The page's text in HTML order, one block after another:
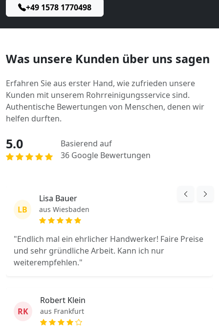
+49 1578 1770498
Was unsere Kunden über uns sagen
Erfahren Sie aus erster Hand, wie zufrieden unsere
Kunden mit unserem Rohrreinigungsservice sind.
Authentische Bewertungen von Menschen, denen wir
helfen durften.
5.0
Basierend auf
36 Google Bewertungen
LB
Lisa Bauer
aus Wiesbaden
"Endlich mal ein ehrlicher Handwerker! Faire Preise
und sehr gründliche Arbeit. Kann ich nur
weiterempfehlen."
RK
Robert Klein
aus Frankfurt